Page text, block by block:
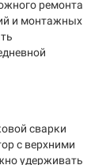
ремонта
и монтажных
сварки
с верхними
удерживать